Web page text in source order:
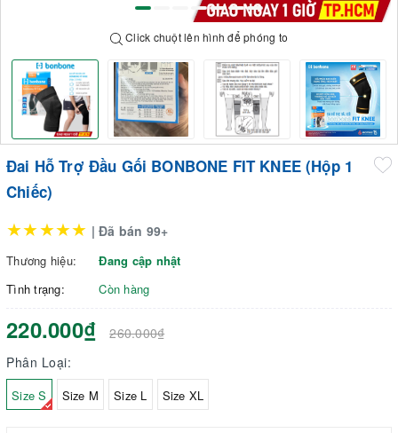
Click chuột lên hình để phóng to
Đai Hỗ Trợ Đầu Gối BONBONE FIT KNEE (Hộp 1
Chiếc)
★★★★★ | Đã bán 99+
Thương hiệu:
Đang cập nhật
Tình trạng:
Còn hàng
220.000₫
260.000₫
Phân Loại:
Size S Size M Size L Size XL